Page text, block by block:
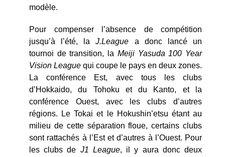
modèle.
Pour compenser l’absence de compétition
jusqu’à l’été, laJ.League a donc lancé un
tournoi de transition, la Meiji Yasuda 100 Year
Vision League qui coupe le pays en deux zones.
La conférence Est, avec tous les clubs
d’Hokkaido, du Tohoku et du Kanto, et la
conférence Ouest, avec les clubs d’autres
régions. Le Tokai et le Hokushin’etsu étant au
milieu de cette séparation floue, certains clubs
sont rattachés à l’Est et d’autres à l’Ouest. Pour
les clubs de J1 League, il y aura donc deux